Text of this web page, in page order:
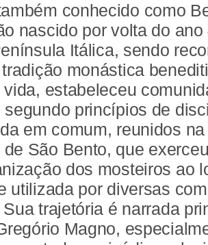
conhecido como
nascido por volta do
Itálica, sendo
monástica
vida, estabeleceu
segundo princípios de
em comum, reunidos
São Bento, que
dos mosteiros ao
utilizada por diversas
trajetória é narrada
Magno,